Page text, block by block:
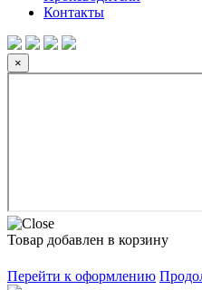
Контакты
×
Товар добавлен в корзину
Перейти к оформлению